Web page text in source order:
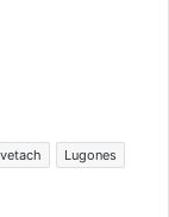
Lugones